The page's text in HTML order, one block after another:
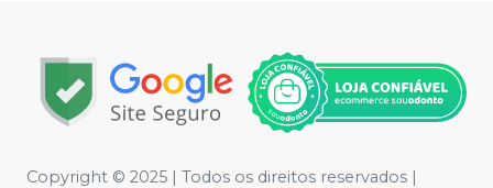
Copyright © 2025 | Todos os direitos reservados |